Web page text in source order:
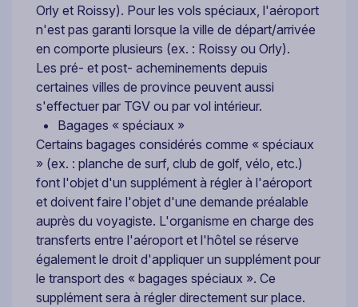
Orly et Roissy). Pour les vols spéciaux, l'aéroport
n'est pas garanti lorsque la ville de départ/arrivée
en comporte plusieurs (ex. : Roissy ou Orly).
Les pré- et post- acheminements depuis
certaines villes de province peuvent aussi
s'effectuer par TGV ou par vol intérieur.
Bagages « spéciaux »
Certains bagages considérés comme « spéciaux
» (ex. : planche de surf, club de golf, vélo, etc.)
font l'objet d'un supplément à régler à l'aéroport
et doivent faire l'objet d'une demande préalable
auprès du voyagiste. L'organisme en charge des
transferts entre l'aéroport et l'hôtel se réserve
également le droit d'appliquer un supplément pour
le transport des « bagages spéciaux ». Ce
supplément sera à régler directement sur place.